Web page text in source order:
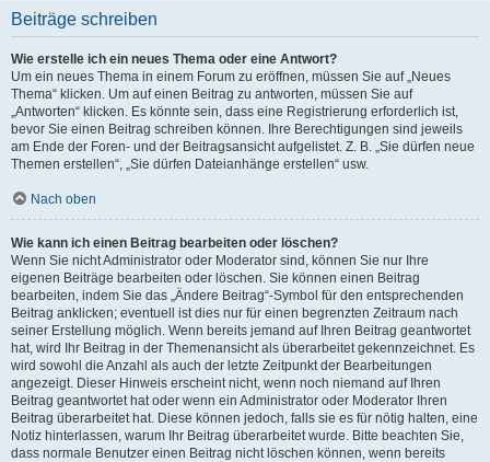
Beiträge schreiben
Wie erstelle ich ein neues Thema oder eine Antwort?
Um ein neues Thema in einem Forum zu eröffnen, müssen Sie auf „Neues
Thema“ klicken. Um auf einen Beitrag zu antworten, müssen Sie auf
„Antworten“ klicken. Es könnte sein, dass eine Registrierung erforderlich ist,
bevor Sie einen Beitrag schreiben können. Ihre Berechtigungen sind jeweils
am Ende der Foren- und der Beitragsansicht aufgelistet. Z. B. „Sie dürfen neue
Themen erstellen“, „Sie dürfen Dateianhänge erstellen“ usw.
Nach oben
Wie kann ich einen Beitrag bearbeiten oder löschen?
Wenn Sie nicht Administrator oder Moderator sind, können Sie nur Ihre
eigenen Beiträge bearbeiten oder löschen. Sie können einen Beitrag
bearbeiten, indem Sie das „Ändere Beitrag“-Symbol für den entsprechenden
Beitrag anklicken; eventuell ist dies nur für einen begrenzten Zeitraum nach
seiner Erstellung möglich. Wenn bereits jemand auf Ihren Beitrag geantwortet
hat, wird Ihr Beitrag in der Themenansicht als überarbeitet gekennzeichnet. Es
wird sowohl die Anzahl als auch der letzte Zeitpunkt der Bearbeitungen
angezeigt. Dieser Hinweis erscheint nicht, wenn noch niemand auf Ihren
Beitrag geantwortet hat oder wenn ein Administrator oder Moderator Ihren
Beitrag überarbeitet hat. Diese können jedoch, falls sie es für nötig halten, eine
Notiz hinterlassen, warum Ihr Beitrag überarbeitet wurde. Bitte beachten Sie,
dass normale Benutzer einen Beitrag nicht löschen können, wenn bereits